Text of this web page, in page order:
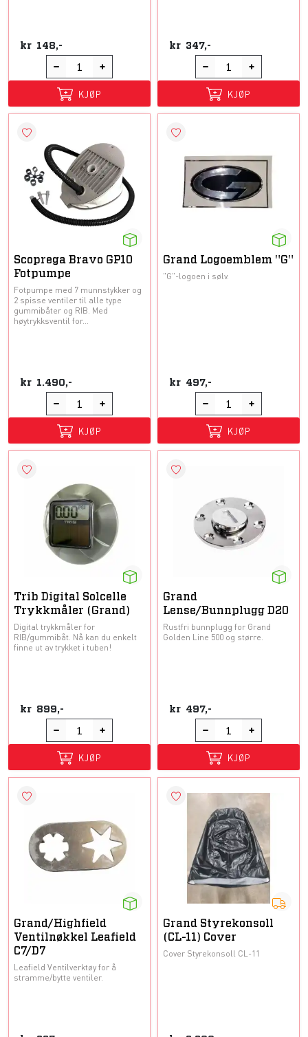
kr 148,-
KJØP
kr 347,-
KJØP
Scoprega Bravo GP10
Fotpumpe
Fotpumpe med 7 munnstykker og
2 spisse ventiler til alle type
gummibåter og RIB. Med
høytrykksventil for...
kr 1.490,-
KJØP
Grand Logoemblem "G"
"G"-logoen i sølv.
kr 497,-
KJØP
Trib Digital Solcelle
Trykkmåler (Grand)
Digital trykkmåler for
RIB/gummibåt. Nå kan du enkelt
finne ut av trykket i tuben!
kr 899,-
KJØP
Grand
Lense/Bunnplugg D20
Rustfri bunnplugg for Grand
Golden Line 500 og større.
kr 497,-
KJØP
Grand/Highfield
Ventilnøkkel Leafield
C7/D7
Leafield Ventilverktøy for å
stramme/bytte ventiler.
Grand Styrekonsoll
(CL-11) Cover
Cover Styrekonsoll CL-11